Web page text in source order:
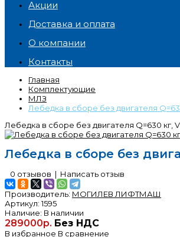
Акции
Доставка и оплата
О компании
Контакты
Главная
Комплектующие
МЛЗ
Лебедка в сборе без двигателя
Лебедка в сборе без двигателя Q=630 кг,
Лебедка в сборе без
0 отзывов | Написать отзыв
Производитель: МОГИЛЕВ ЛИФТМАШ
Артикул:1595
Наличие: В наличии
289000р. Без НДС
В избранное В сравнение